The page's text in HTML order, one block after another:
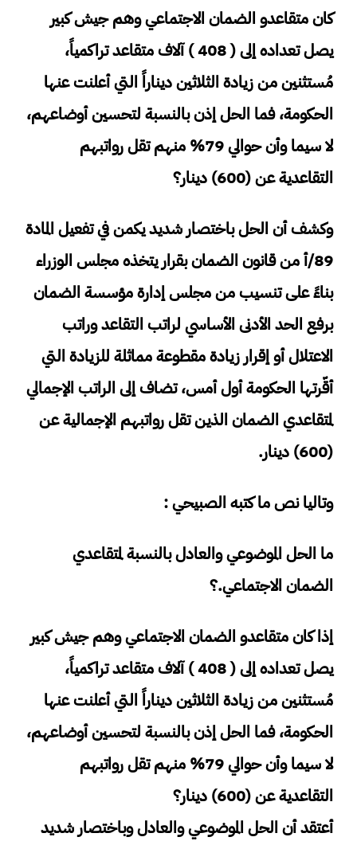
كان متقاعدو الضمان الاجتماعي وهم جيش كبير
يصل تعداده إلى ( 408 ) آلاف متقاعد تراكمياً،
مُستثنين من زيادة الثلاثين ديناراً التي أعلنت عنها
الحكومة، فما الحل إذن بالنسبة لتحسين أوضاعهم،
لا سيما وأن حوالي 79% منهم تقل رواتبهم
التقاعدية عن (600) دينار؟
وكشف أن الحل باختصار شديد يكمن في تفعيل المادة
89/أ من قانون الضمان بقرار يتخذه مجلس الوزراء
بناءً على تنسيب من مجلس إدارة مؤسسة الضمان
برفع الحد الأدنى الأساسي لراتب التقاعد وراتب
الاعتلال أو إقرار زيادة مقطوعة مماثلة للزيادة التي
أقّرتها الحكومة أول أمس، تضاف إلى الراتب الإجمالي
لمتقاعدي الضمان الذين تقل رواتبهم الإجمالية عن
(600) دينار.
وتاليا نص ما كتبه الصبيحي :
ما الحل الموضوعي والعادل بالنسبة لمتقاعدي
الضمان الاجتماعي.؟
إذا كان متقاعدو الضمان الاجتماعي وهم جيش كبير
يصل تعداده إلى ( 408 ) آلاف متقاعد تراكمياً،
مُستثنين من زيادة الثلاثين ديناراً التي أعلنت عنها
الحكومة، فما الحل إذن بالنسبة لتحسين أوضاعهم،
لا سيما وأن حوالي 79% منهم تقل رواتبهم
التقاعدية عن (600) دينار؟
أعتقد أن الحل الموضوعي والعادل وباختصار شديد